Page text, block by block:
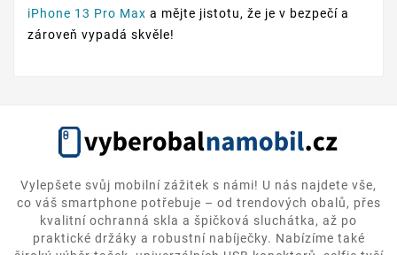
iPhone 13 Pro Max a mějte jistotu, že je v bezpečí a
zároveň vypadá skvěle!
Vylepšete svůj mobilní zážitek s námi! U nás najdete vše,
co váš smartphone potřebuje – od trendových obalů, přes
kvalitní ochranná skla a špičková sluchátka, až po
praktické držáky a robustní nabíječky. Nabízíme také